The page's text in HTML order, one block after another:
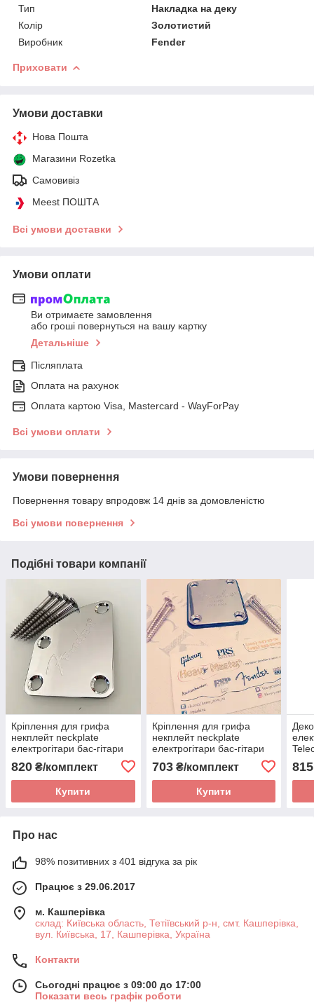
Тип
Накладка на деку
Колір
Золотистий
Виробник
Fender
Приховати
Умови доставки
Нова Пошта
Магазини Rozetka
Самовивіз
Meest ПОШТА
Всі умови доставки
Умови оплати
Ви отримаєте замовлення
або гроші повернуться на вашу картку
Детальніше
Післяплата
Оплата на рахунок
Оплата картою Visa, Mastercard - WayForPay
Всі умови оплати
Умови повернення
Повернення товару впродовж 14 днів за домовленістю
Всі умови повернення
Подібні товари компанії
Кріплення для грифа
некплейт neckplate
електрогітари бас-гітари
Telecaster JAGUAR deluxe
820 ₴/комплект
Купити
Кріплення для грифа
некплейт neckplate
електрогітари бас-гітари
Telecaster Jazz Bass
703₴/комплект
Купити
815
Про нас
98% позитивних з 401 відгука за рік
Працює з 29.06.2017
м. Кашперівка
склад: Київська область, Тетіївський р-н, смт. Кашперівка,
вул. Київська, 17, Кашперівка, Україна
Контакти
Сьогодні працює з 09:00 до 17:00
Показати весь графік роботи